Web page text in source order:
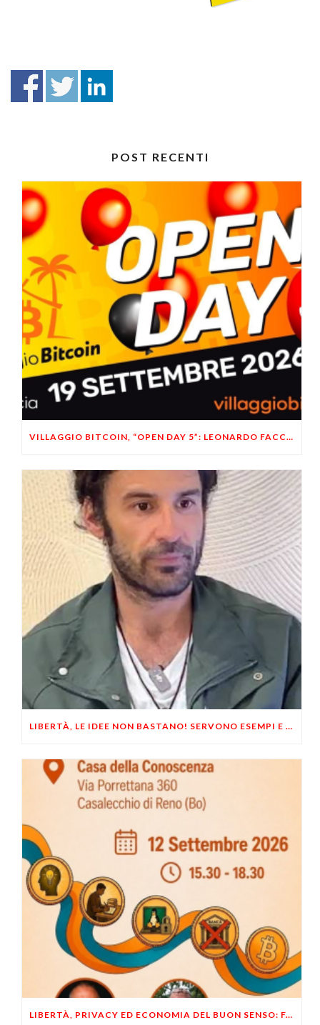
POST RECENTI
VILLAGGIO BITCOIN, “OPEN DAY 5”: LEONARDO FACCO OSPITE A BRESCIA
LIBERTÀ, LE IDEE NON BASTANO! SERVONO ESEMPI E UN PO’ DI COERENZA
LIBERTÀ, PRIVACY ED ECONOMIA DEL BUON SENSO: FACCO E MUSUMECI A CASALECCHIO DI RENO (BO)